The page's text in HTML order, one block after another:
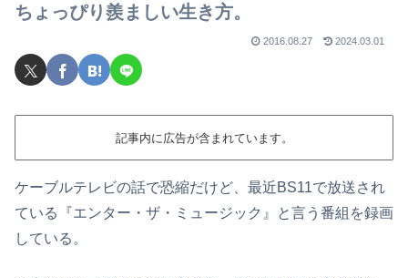
ちょっぴり羨ましい生き方。
2016.08.27 2024.03.01
記事内に広告が含まれています。
ケーブルテレビの話で恐縮だけど、最近BS11で放送され
ている『エンター・ザ・ミュージック』と言う番組を録画
している。